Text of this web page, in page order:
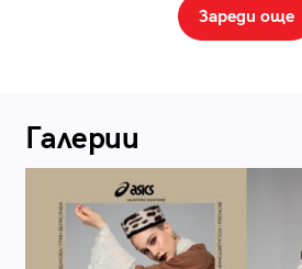
Зареди още
Галерии